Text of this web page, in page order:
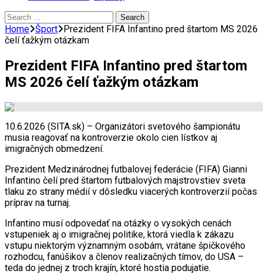
Search
for:
Home Šport Prezident FIFA Infantino pred štartom MS 2026
čelí ťažkým otázkam
Prezident FIFA Infantino pred štartom
MS 2026 čelí ťažkým otázkam
10.6.2026 (SITA.sk) – Organizátori svetového šampionátu
musia reagovať na kontroverzie okolo cien lístkov aj
imigračných obmedzení.
Prezident Medzinárodnej futbalovej federácie (FIFA) Gianni
Infantino čelí pred štartom futbalových majstrovstiev sveta
tlaku zo strany médií v dôsledku viacerých kontroverzií počas
príprav na turnaj.
Infantino musí odpovedať na otázky o vysokých cenách
vstupeniek aj o imigračnej politike, ktorá viedla k zákazu
vstupu niektorým významným osobám, vrátane špičkového
rozhodcu, fanúšikov a členov realizačných tímov, do USA –
teda do jednej z troch krajín, ktoré hostia podujatie.